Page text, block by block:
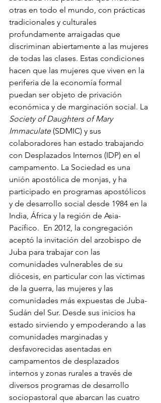
otras en todo el mundo, con prácticas
tradicionales y culturales
profundamente arraigadas que
discriminan abiertamente a las mujeres
de todas las clases. Estas condiciones
hacen que las mujeres que viven en la
periferia de la economía formal
puedan ser objeto de privación
económica y de marginación social. La
Society of Daughters of Mary
Immaculate (SDMIC) y sus
colaboradores han estado trabajando
con Desplazados Internos (IDP) en el
campamento. La Sociedad es una
unión apostólica de monjas, y ha
participado en programas apostólicos
y de desarrollo social desde 1984 en la
India, África y la región de Asia-
Pacífico.  En 2012, la congregación
aceptó la invitación del arzobispo de
Juba para trabajar con las
comunidades vulnerables de su
diócesis, en particular con las víctimas
de la guerra, las mujeres y las
comunidades más expuestas de Juba-
Sudán del Sur. Desde sus inicios ha
estado sirviendo y empoderando a las
comunidades marginadas y
desfavorecidas asentadas en
campamentos de desplazados
internos y zonas rurales a través de
diversos programas de desarrollo
sociopastoral que abarcan las cuatro